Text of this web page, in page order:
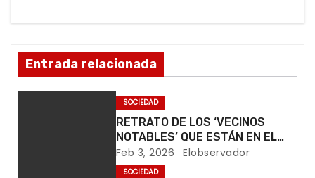
iEntrada relacionada
SOCIEDAD
RETRATO DE LOS ‘VECINOS
NOTABLES’ QUE ESTÁN EN EL
RINCÓN DEL OLVIDO…
Feb 3, 2026 Elobservador
SOCIEDAD